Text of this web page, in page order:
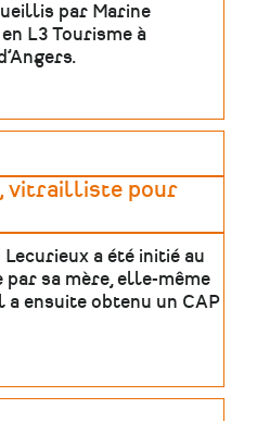
par Marine
L3 Tourisme à
vitrailliste pour
a été initié au
sa mère, elle-même
a ensuite obtenu un CAP